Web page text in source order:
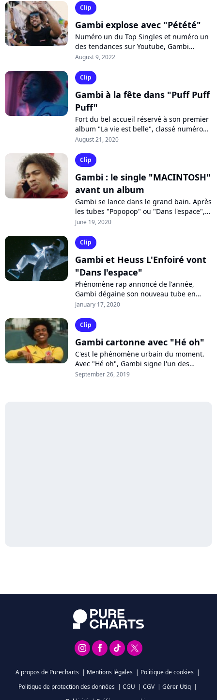
Clip
Gambi explose avec "Pétété"
Numéro un du Top Singles et numéro un
des tendances sur Youtube, Gambi
frappe fort avec son nouveau single
France...
August 9, 2022
Clip
Gambi à la fête dans "Puff Puff
Puff"
Fort du bel accueil réservé à son premier
album "La vie est belle", classé numéro
un des ventes en France, Gambi enchaîne
August 21, 2020
Clip
Gambi : le single "MACINTOSH"
avant un album
Gambi se lance dans le grand bain. Après
les tubes "Popopop" ou "Dans l'espace",
le rappeur annonce la sortie de son
June 19, 2020
Clip
Gambi et Heuss L'Enfoiré vont
"Dans l'espace"
Phénomène rap annoncé de l'année,
Gambi dégaine son nouveau tube en
puissance : "Dans l'espace", enregistré en
January 17, 2020
Clip
Gambi cartonne avec "Hé oh"
C'est le phénomène urbain du moment.
Avec "Hé oh", Gambi signe l'un des
morceaux les plus écoutés actuellement
September 26, 2019
A propos de Purecharts | Mentions légales | Politique de cookies |
Politique de protection des données | CGU | CGV | Gérer Utiq |